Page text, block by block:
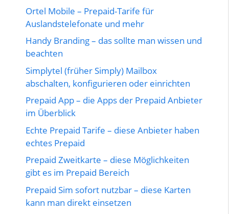
Ortel Mobile – Prepaid-Tarife für
Auslandstelefonate und mehr
Handy Branding – das sollte man wissen und
beachten
Simplytel (früher Simply) Mailbox
abschalten, konfigurieren oder einrichten
Prepaid App – die Apps der Prepaid Anbieter
im Überblick
Echte Prepaid Tarife – diese Anbieter haben
echtes Prepaid
Prepaid Zweitkarte – diese Möglichkeiten
gibt es im Prepaid Bereich
Prepaid Sim sofort nutzbar – diese Karten
kann man direkt einsetzen